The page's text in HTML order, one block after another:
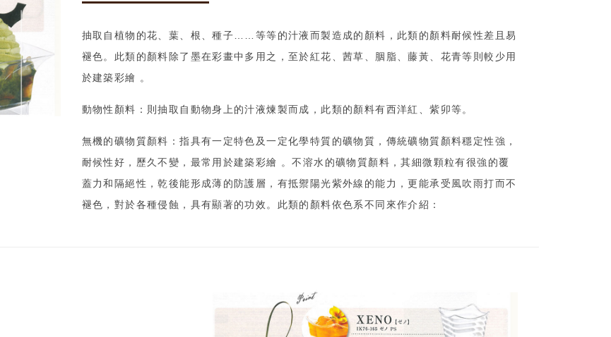
抽取自植物的花、葉、根、種子……等等的汁液而製造成的顏料，此類的顏料耐候性差且易
褪色。此類的顏料除了墨在彩畫中多用之，至於紅花、茜草、胭脂、藤黃、花青等則較少用
於建築彩繪 。
動物性顏料：則抽取自動物身上的汁液煉製而成，此類的顏料有西洋紅、紫卯等。
無機的礦物質顏料：指具有一定特色及一定化學特質的礦物質，傳統礦物質顏料穩定性強，
耐候性好，歷久不變，最常用於建築彩繪 。不溶水的礦物質顏料，其細微顆粒有很強的覆
蓋力和隔絕性，乾後能形成薄的防護層，有抵禦陽光紫外線的能力，更能承受風吹雨打而不
褪色，對於各種侵蝕，具有顯著的功效。此類的顏料依色系不同來作介紹：